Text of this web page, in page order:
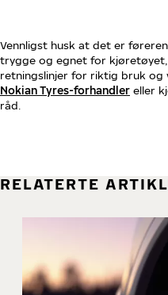
Vennligst husk at det er
trygge og egnet for
retningslinjer for riktig bruk
Nokian Tyres-forhandler eller
råd.
RELATERTE